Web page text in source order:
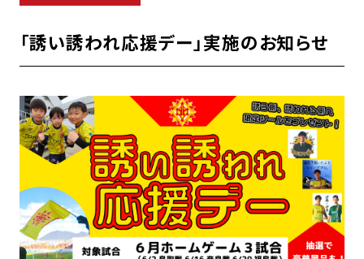
「誘い誘われ応援デー」実施のお知らせ